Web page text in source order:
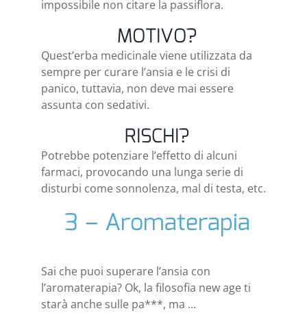
impossibile non citare la passiflora.
MOTIVO?
Quest’erba medicinale viene utilizzata da
sempre per curare l’ansia e le crisi di
panico, tuttavia, non deve mai essere
assunta con sedativi.
RISCHI?
Potrebbe potenziare l’effetto di alcuni
farmaci, provocando una lunga serie di
disturbi come sonnolenza, mal di testa, etc.
3 – Aromaterapia
Sai che puoi superare l’ansia con
l’aromaterapia? Ok, la filosofia new age ti
starà anche sulle pa***, ma ...